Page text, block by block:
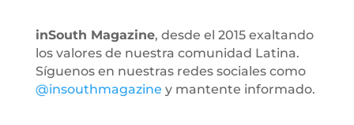
inSouth Magazine, desde el 2015 exaltando
los valores de nuestra comunidad Latina.
Síguenos en nuestras redes sociales como
@insouthmagazine y mantente informado.